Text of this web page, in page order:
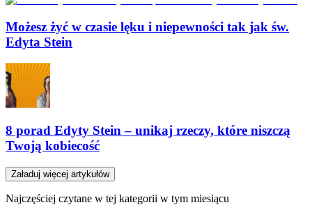
Możesz żyć w czasie lęku i niepewności tak jak św.
Edyta Stein
8 porad Edyty Stein – unikaj rzeczy, które niszczą
Twoją kobiecość
Załaduj więcej artykułów
Najczęściej czytane w tej kategorii w tym miesiącu